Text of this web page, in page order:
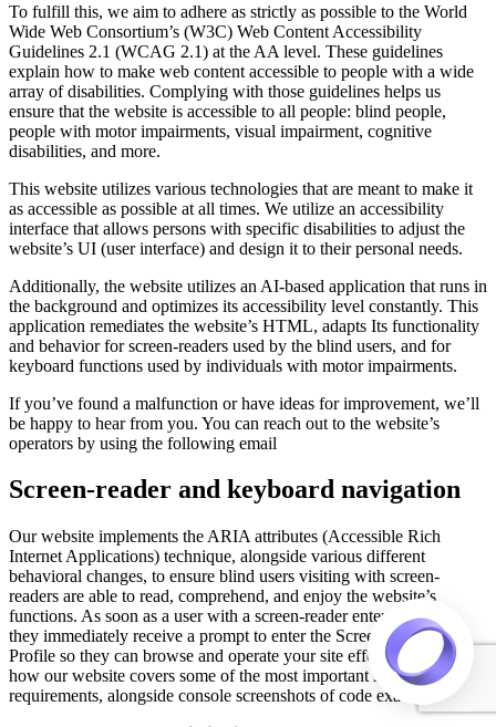
To fulfill this, we aim to adhere as strictly as possible to the World
Wide Web Consortium’s (W3C) Web Content Accessibility
Guidelines 2.1 (WCAG 2.1) at the AA level. These guidelines
explain how to make web content accessible to people with a wide
array of disabilities. Complying with those guidelines helps us
ensure that the website is accessible to all people: blind people,
people with motor impairments, visual impairment, cognitive
disabilities, and more.
This website utilizes various technologies that are meant to make it
as accessible as possible at all times. We utilize an accessibility
interface that allows persons with specific disabilities to adjust the
website’s UI (user interface) and design it to their personal needs.
Additionally, the website utilizes an AI-based application that runs in
the background and optimizes its accessibility level constantly. This
application remediates the website’s HTML, adapts Its functionality
and behavior for screen-readers used by the blind users, and for
keyboard functions used by individuals with motor impairments.
If you’ve found a malfunction or have ideas for improvement, we’ll
be happy to hear from you. You can reach out to the website’s
operators by using the following email
Screen-reader and keyboard navigation
Our website implements the ARIA attributes (Accessible Rich
Internet Applications) technique, alongside various different
behavioral changes, to ensure blind users visiting with screen-
readers are able to read, comprehend, and enjoy the website’s
functions. As soon as a user with a screen-reader enters your site,
they immediately receive a prompt to enter the Screen-Reader
Profile so they can browse and operate your site effectively. Here’s
how our website covers some of the most important screen-reader
requirements, alongside console screenshots of code examples: